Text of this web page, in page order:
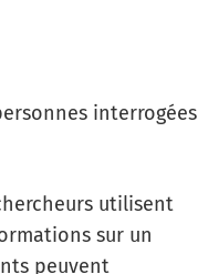
interrogées
utilisent
sur un
peuvent